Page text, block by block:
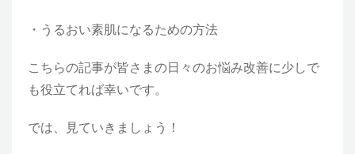
・うるおい素肌になるための方法
こちらの記事が皆さまの日々のお悩み改善に少しで
も役立てれば幸いです。
では、見ていきましょう！